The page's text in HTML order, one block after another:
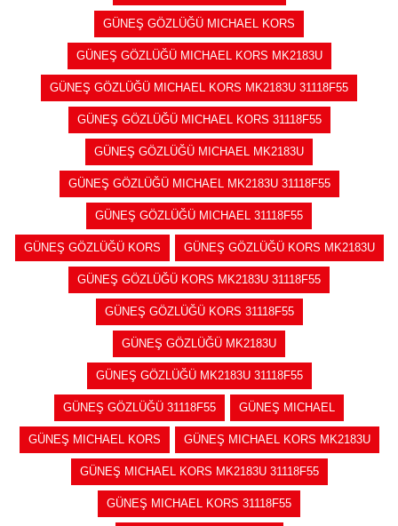
GÜNEŞ GÖZLÜĞÜ MICHAEL KORS
GÜNEŞ GÖZLÜĞÜ MICHAEL KORS MK2183U
GÜNEŞ GÖZLÜĞÜ MICHAEL KORS MK2183U 31118F55
GÜNEŞ GÖZLÜĞÜ MICHAEL KORS 31118F55
GÜNEŞ GÖZLÜĞÜ MICHAEL MK2183U
GÜNEŞ GÖZLÜĞÜ MICHAEL MK2183U 31118F55
GÜNEŞ GÖZLÜĞÜ MICHAEL 31118F55
GÜNEŞ GÖZLÜĞÜ KORS GÜNEŞ GÖZLÜĞÜ KORS MK2183U
GÜNEŞ GÖZLÜĞÜ KORS MK2183U 31118F55
GÜNEŞ GÖZLÜĞÜ KORS 31118F55
GÜNEŞ GÖZLÜĞÜ MK2183U
GÜNEŞ GÖZLÜĞÜ MK2183U 31118F55
GÜNEŞ GÖZLÜĞÜ 31118F55 GÜNEŞ MICHAEL
GÜNEŞ MICHAEL KORS GÜNEŞ MICHAEL KORS MK2183U
GÜNEŞ MICHAEL KORS MK2183U 31118F55
GÜNEŞ MICHAEL KORS 31118F55